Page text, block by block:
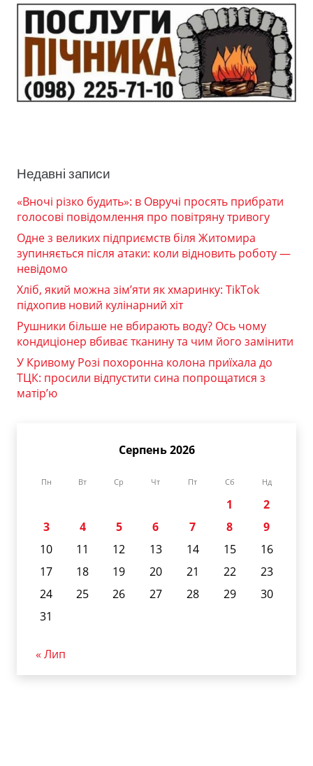
Недавні записи
«Вночі різко будить»: в Овручі просять прибрати
голосові повідомлення про повітряну тривогу
Одне з великих підприємств біля Житомира
зупиняється після атаки: коли відновить роботу —
невідомо
Хліб, який можна зім’яти як хмаринку: TikTok
підхопив новий кулінарний хіт
Рушники більше не вбирають воду? Ось чому
кондиціонер вбиває тканину та чим його замінити
У Кривому Розі похоронна колона приїхала до
ТЦК: просили відпустити сина попрощатися з
матір’ю
Серпень 2026
Пн Вт Ср Чт Пт Сб Нд
1
2
3
4 5 6 7 8
9
10
11 12 13 14 15
16
17
18 19 20 21 22
23
24
25 26 27 28 29
30
31
« Лип